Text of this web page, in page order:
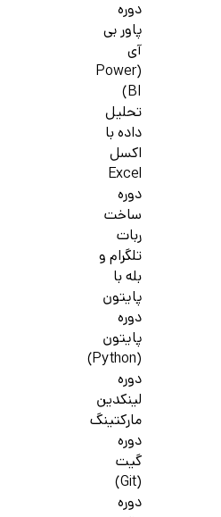
دوره
پاور بی
آی
(Power
BI)
تحلیل
داده با
اکسل
Excel
دوره
ساخت
ربات
تلگرام و
بله با
پایتون
دوره
پایتون
(Python)
دوره
لینکدین
مارکتینگ
دوره
گیت
(Git)
دوره